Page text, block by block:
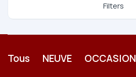
Filters
Tous NEUVE OCCASION